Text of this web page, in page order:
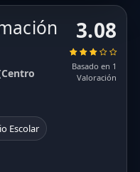
Escolar
3.08
Basado en 1
Valoración